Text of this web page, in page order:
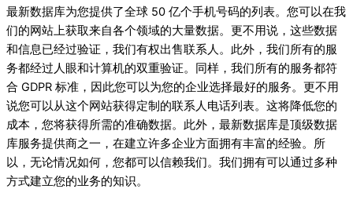
最新数据库为您提供了全球 50 亿个手机号码的列表。您可以在我
们的网站上获取来自各个领域的大量数据。更不用说，这些数据
和信息已经过验证，我们有权出售联系人。此外，我们所有的服
务都经过人眼和计算机的双重验证。同样，我们所有的服务都符
合 GDPR 标准，因此您可以为您的企业选择最好的服务。更不用
说您可以从这个网站获得定制的联系人电话列表。这将降低您的
成本，您将获得所需的准确数据。此外，最新数据库是顶级数据
库服务提供商之一，在建立许多企业方面拥有丰富的经验。所
以，无论情况如何，您都可以信赖我们。我们拥有可以通过多种
方式建立您的业务的知识。